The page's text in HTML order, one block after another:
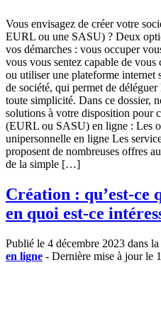
Vous envisagez de créer votre
EURL ou une SASU) ? Deux
vos démarches : vous occuper
vous vous sentez capable de vous
ou utiliser une plateforme internet
de société, qui permet de
toute simplicité. Dans ce dossier,
solutions à votre disposition pour
(EURL ou SASU) en ligne : Les
unipersonnelle en ligne Les
proposent de nombreuses offres
de la simple […]
Création : qu’est-ce
en quoi est-ce
Publié le 4 décembre 2023 dans
en ligne - Dernière mise à jour le